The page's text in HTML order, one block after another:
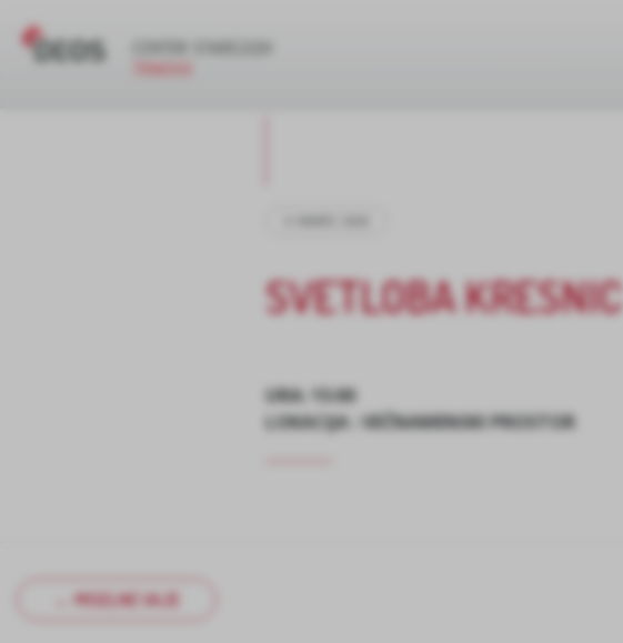
SVETLOBA KRESNIC
URA: 15:00
LOKACIJA : VEČNAMENSKI PROSTOR
← MISELNE VAJE